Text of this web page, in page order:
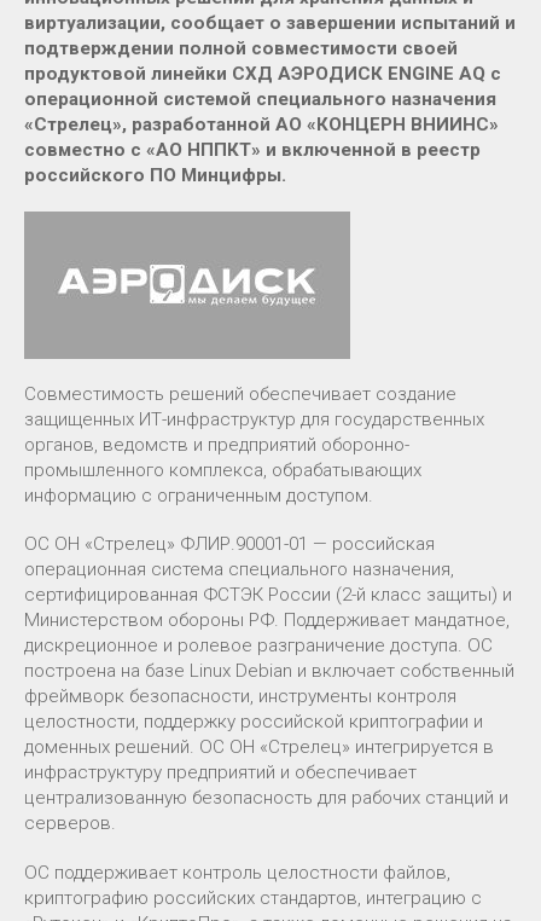
виртуализации, сообщает о завершении испытаний и
подтверждении полной совместимости своей
продуктовой линейки СХД АЭРОДИСК ENGINE AQ с
операционной системой специального назначения
«Стрелец», разработанной АО «КОНЦЕРН ВНИИНС»
совместно с «АО НППКТ» и включенной в реестр
российского ПО Минцифры.
Совместимость решений обеспечивает создание
защищенных ИТ-инфраструктур для государственных
органов, ведомств и предприятий оборонно-
промышленного комплекса, обрабатывающих
информацию с ограниченным доступом.
ОС ОН «Стрелец» ФЛИР.90001-01 — российская
операционная система специального назначения,
сертифицированная ФСТЭК России (2-й класс защиты) и
Министерством обороны РФ. Поддерживает мандатное,
дискреционное и ролевое разграничение доступа. ОС
построена на базе Linux Debian и включает собственный
фреймворк безопасности, инструменты контроля
целостности, поддержку российской криптографии и
доменных решений. ОС ОН «Стрелец» интегрируется в
инфраструктуру предприятий и обеспечивает
централизованную безопасность для рабочих станций и
серверов.
ОС поддерживает контроль целостности файлов,
криптографию российских стандартов, интеграцию с